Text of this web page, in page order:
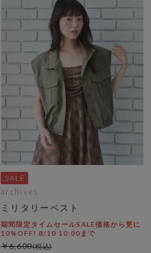
archives
ミリタリーベスト
期間限定タイムセールSALE価格から更に
10%OFF! 8/10 10:00まで
￥6,600